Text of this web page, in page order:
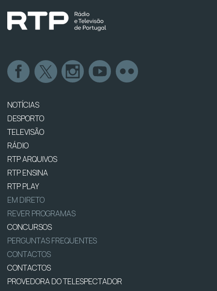
NOTÍCIAS
DESPORTO
TELEVISÃO
RÁDIO
RTP ARQUIVOS
RTP ENSINA
RTP PLAY
EM DIRETO
REVER PROGRAMAS
CONCURSOS
PERGUNTAS FREQUENTES
CONTACTOS
CONTACTOS
PROVEDORA DO TELESPECTADOR